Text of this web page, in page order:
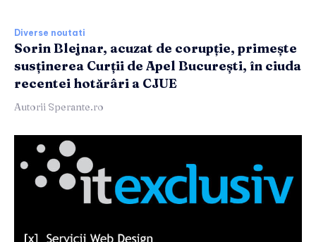
Diverse noutati
Sorin Blejnar, acuzat de corupție, primește
susținerea Curții de Apel București, în ciuda
recentei hotărâri a CJUE
Autorii Sperante.ro